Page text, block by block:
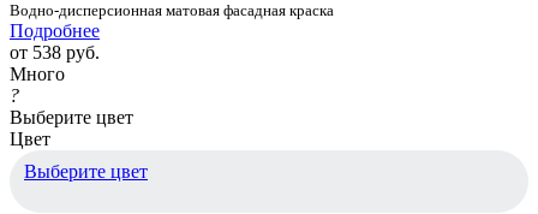
Водно-дисперсионная матовая фасадная краска
Подробнее
от 538 руб.
Много
?
Выберите цвет
Цвет
Выберите цвет